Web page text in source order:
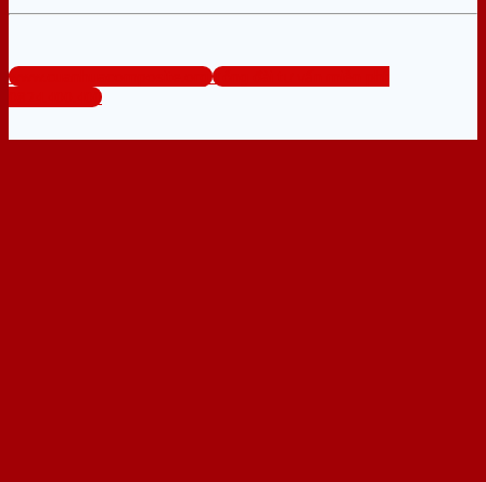
www.cuanhuacomposite.org
Tổng đài tư vấn miễn phí:
0824.400.400